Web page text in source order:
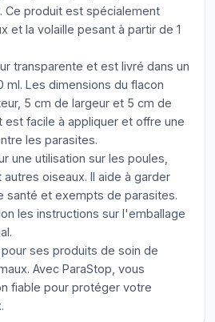
Ce produit est spécialement
et la volaille pesant à partir de 1
transparente et est livré dans un
ml. Les dimensions du flacon
5 cm de largeur et 5 cm de
est facile à appliquer et offre une
les parasites.
une utilisation sur les poules,
oiseaux. Il aide à garder
santé et exempts de parasites.
les instructions sur l'emballage
pour ses produits de soin de
Avec ParaStop, vous
fiable pour protéger votre